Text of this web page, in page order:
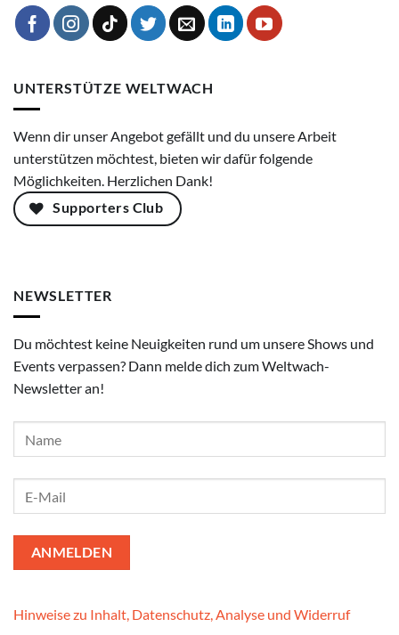
UNTERSTÜTZE WELTWACH
Wenn dir unser Angebot gefällt und du unsere Arbeit
unterstützen möchtest, bieten wir dafür folgende
Möglichkeiten. Herzlichen Dank!
Supporters Club
NEWSLETTER
Du möchtest keine Neuigkeiten rund um unsere Shows und
Events verpassen? Dann melde dich zum Weltwach-
Newsletter an!
Hinweise zu Inhalt, Datenschutz, Analyse und Widerruf